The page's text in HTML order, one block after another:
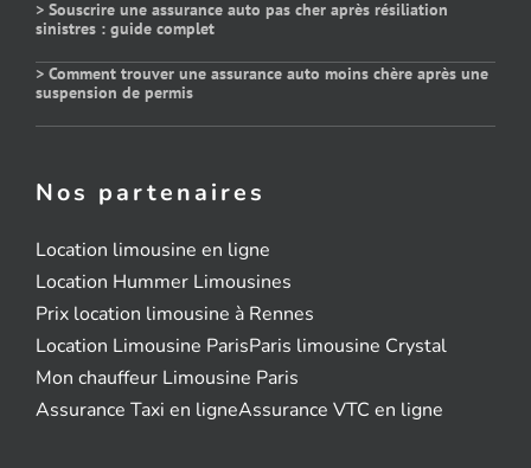
> Souscrire une assurance auto pas cher après résiliation
sinistres : guide complet
> Comment trouver une assurance auto moins chère après une
suspension de permis
Nos partenaires
Location limousine en ligne
Location Hummer Limousines
Prix location limousine à Rennes
Location Limousine ParisParis limousine Crystal
Mon chauffeur Limousine Paris
Assurance Taxi en ligneAssurance VTC en ligne